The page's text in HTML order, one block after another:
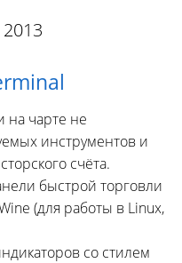
на чарте не
инструментов и
счёта.
быстрой торговли
(для работы в Linux,
со стилем